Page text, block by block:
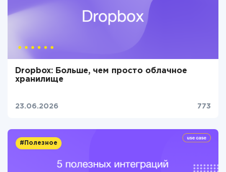
Dropbox: Больше, чем просто облачное
хранилище
23.06.2026 773
#Полезное